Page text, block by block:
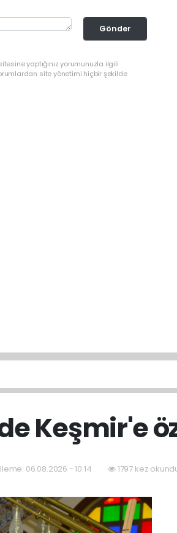
Gönder
yaptığınız yorumunuzla ilgili
site yönetimi hiçbir şekilde
Keşmir'e
06.08.2026 - 10:14 1797 kez